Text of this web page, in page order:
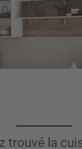
trouvé la